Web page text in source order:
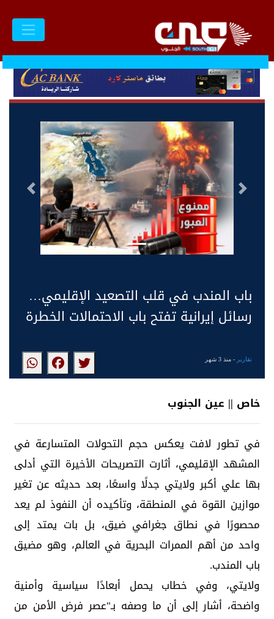
التالى السابق
باب المندب في قلب التصعيد الإقليمي…
رسائل إيرانية تفتح باب الاحتمالات الخطرة
تقارير - منذ 3 شهر
خاص || عين الجنوب
في تطور لافت يعكس حجم التحولات المتسارعة في
المشهد الإقليمي، أثارت التصريحات الأخيرة التي أدلى
بها علي أكبر ولايتي جدلًا واسعًا، بعد حديثه عن تغير
موازين القوة في المنطقة، وتأكيده أن النفوذ لم يعد
محصورًا في نطاق جغرافي ضيق، بل بات يمتد إلى
واحد من أهم الممرات البحرية في العالم، وهو مضيق
باب المندب.
ولايتي، وفي خطاب يحمل أبعادًا سياسية وأمنية
واضحة، أشار إلى أن ما وصفه بـ"عصر فرض الأمن من